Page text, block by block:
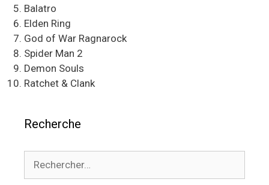
Balatro
Elden Ring
God of War Ragnarock
Spider Man 2
Demon Souls
Ratchet & Clank
Recherche